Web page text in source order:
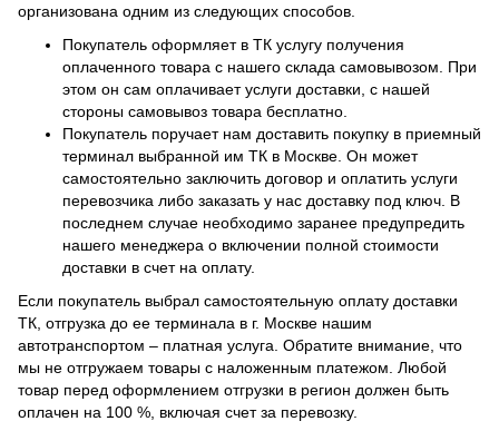
организована одним из следующих способов.
Покупатель оформляет в ТК услугу получения
оплаченного товара с нашего склада самовывозом. При
этом он сам оплачивает услуги доставки, с нашей
стороны самовывоз товара бесплатно.
Покупатель поручает нам доставить покупку в приемный
терминал выбранной им ТК в Москве. Он может
самостоятельно заключить договор и оплатить услуги
перевозчика либо заказать у нас доставку под ключ. В
последнем случае необходимо заранее предупредить
нашего менеджера о включении полной стоимости
доставки в счет на оплату.
Если покупатель выбрал самостоятельную оплату доставки
ТК, отгрузка до ее терминала в г. Москве нашим
автотранспортом – платная услуга. Обратите внимание, что
мы не отгружаем товары с наложенным платежом. Любой
товар перед оформлением отгрузки в регион должен быть
оплачен на 100 %, включая счет за перевозку.